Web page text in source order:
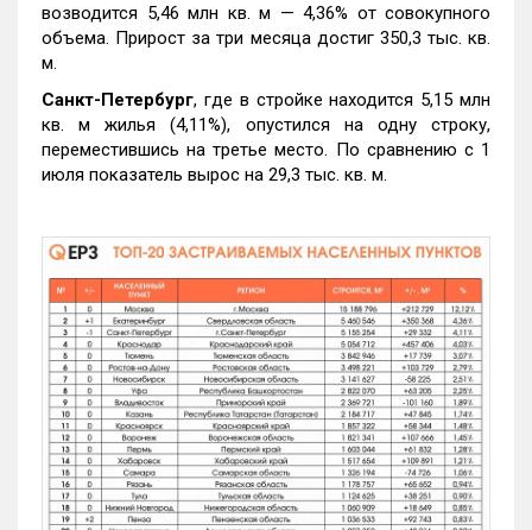
возводится 5,46 млн кв. м — 4,36% от совокупного
объема. Прирост за три месяца достиг 350,3 тыс. кв.
м.
Санкт-Петербург, где в стройке находится 5,15 млн
кв. м жилья (4,11%), опустился на одну строку,
переместившись на третье место. По сравнению с 1
июля показатель вырос на 29,3 тыс. кв. м.